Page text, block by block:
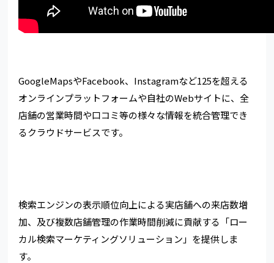
GoogleMapsやFacebook、Instagramなど125を超える
オンラインプラットフォームや自社のWebサイトに、全
店舗の営業時間や口コミ等の様々な情報を統合管理でき
るクラウドサービスです。
検索エンジンの表示順位向上による実店舗への来店数増
加、及び複数店舗管理の作業時間削減に貢献する「ロー
カル検索マーケティングソリューション」を提供しま
す。